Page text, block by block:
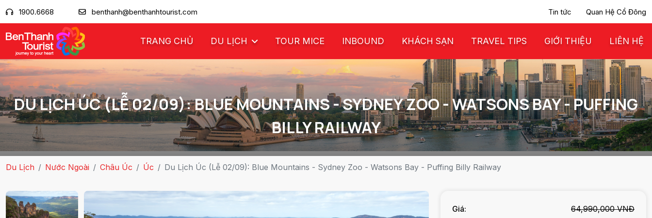
1900.6668 benthanh@benthanhtourist.com Tin tức Quan Hệ Cổ Đông
TRANG CHỦ DU LỊCH TOUR MICE INBOUND KHÁCH SẠN TRAVEL TIPS GIỚI THIỆU LIÊN HỆ
DU LỊCH ÚC (LỄ 02/09): BLUE MOUNTAINS - SYDNEY ZOO - WATSONS BAY - PUFFING
BILLY RAILWAY
Du Lịch Nước Ngoài Châu Úc Úc Du Lịch Úc (Lễ 02/09): Blue Mountains - Sydney Zoo - Watsons Bay - Puffing Billy Railway
Giá: 64,990,000 VNĐ